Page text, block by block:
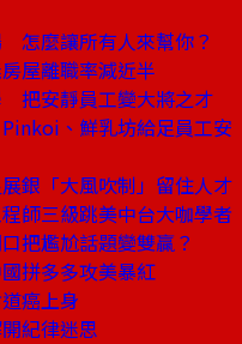
怎麼讓所有人來幫你？
屋離職率減近半
把安靜員工變大將之才
、鮮乳坊給足員工安
銀「大風吹制」留住人才
師三級跳美中台大咖學者
把尷尬話題變雙贏？
拼多多攻美暴紅
癌上身
紀律迷思